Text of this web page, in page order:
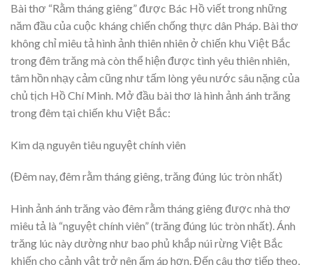
Bài thơ “Rằm tháng giêng” được Bác Hồ viết trong những
năm đầu của cuộc kháng chiến chống thực dân Pháp. Bài thơ
không chỉ miêu tả hình ảnh thiên nhiên ở chiến khu Việt Bắc
trong đêm trăng mà còn thể hiện được tình yêu thiên nhiên,
tâm hồn nhạy cảm cũng như tấm lòng yêu nước sâu nặng của
chủ tịch Hồ Chí Minh. Mở đầu bài thơ là hình ảnh ánh trăng
trong đêm tại chiến khu Việt Bắc:
Kim dạ nguyên tiêu nguyệt chính viên
(Đêm nay, đêm rằm tháng giêng, trăng đúng lúc tròn nhất)
Hình ảnh ánh trăng vào đêm rằm tháng giêng được nhà thơ
miêu tả là “nguyệt chính viên” (trăng đúng lúc tròn nhất). Ánh
trăng lúc này dường như bao phủ khắp núi rừng Việt Bắc
khiến cho cảnh vật trở nên ấm áp hơn. Đến câu thơ tiếp theo,